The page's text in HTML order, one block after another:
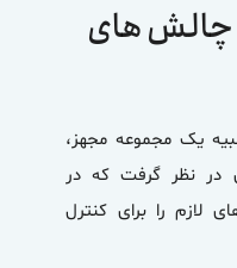
چالش های
یک مجموعه‌ مجهز،
در نظر گرفت که در
لازم را برای کنترل